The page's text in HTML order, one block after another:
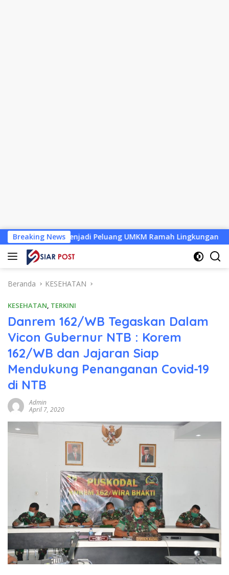
Langsung
ke
konten
Breaking News
Peluang UMKM Ramah Lingkungan Desa Baru
Beranda KESEHATAN
KESEHATAN, TERKINI
Danrem 162/WB Tegaskan Dalam
Vicon Gubernur NTB : Korem
162/WB dan Jajaran Siap
Mendukung Penanganan Covid-19
di NTB
Admin
April 7, 2020